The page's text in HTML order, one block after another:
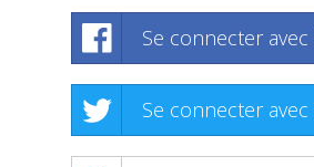
Se connecter
Se connecter